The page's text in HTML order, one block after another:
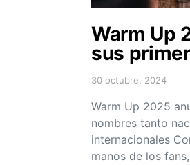
Warm Up
sus
Posted on
30 octubre, 2024
Warm Up 2025
nombres tanto
internacionales
manos de los